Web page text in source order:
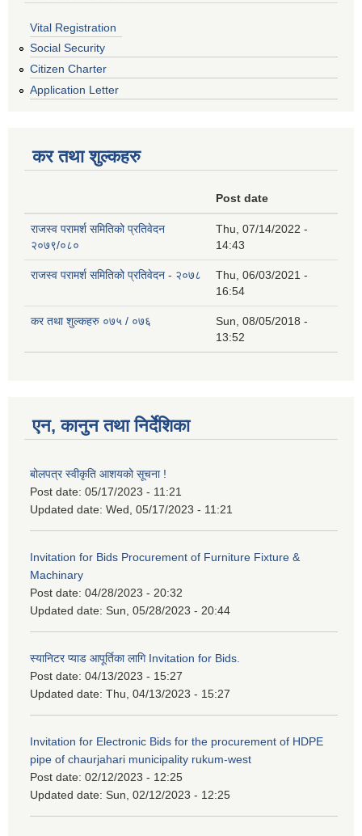
Vital Registration
Social Security
Citizen Charter
Application Letter
कर तथा शुल्कहरु
Post date
राजस्व परामर्श समितिको प्रतिवेदन
२०७९/०८०
Thu, 07/14/2022 -
14:43
राजस्व परामर्श समितिको प्रतिवेदन - २०७८
Thu, 06/03/2021 -
16:54
कर तथा शुल्कहरु ०७५ / ०७६
Sun, 08/05/2018 -
13:52
एन, कानुन तथा निर्देशिका
बोलपत्र स्वीकृति आशयको सूचना !
Post date: 05/17/2023 - 11:21
Updated date: Wed, 05/17/2023 - 11:21
Invitation for Bids Procurement of Furniture Fixture &
Machinary
Post date: 04/28/2023 - 20:32
Updated date: Sun, 05/28/2023 - 20:44
स्यानिटर प्याड आपूर्तिका लागि Invitation for Bids.
Post date: 04/13/2023 - 15:27
Updated date: Thu, 04/13/2023 - 15:27
Invitation for Electronic Bids for the procurement of HDPE
pipe of chaurjahari municipality rukum-west
Post date: 02/12/2023 - 12:25
Updated date: Sun, 02/12/2023 - 12:25